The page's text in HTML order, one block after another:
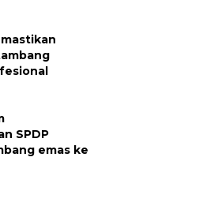
SPDP
emas ke